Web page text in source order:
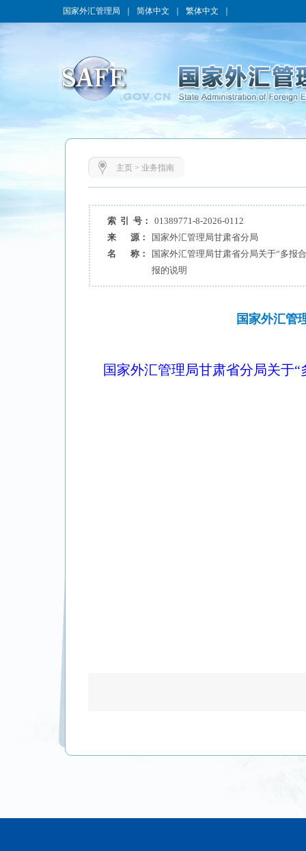
国家外汇管理局 简体中文 繁体中文
主页> 业务指南
索 引 号：
01389771-8-2026-0112
来 源：
国家外汇管理局甘肃省分局
名 称：
国家外汇管理局甘肃省分局关于“多报
报的说明
国家外汇管
国家外汇管理局甘肃省分局关于